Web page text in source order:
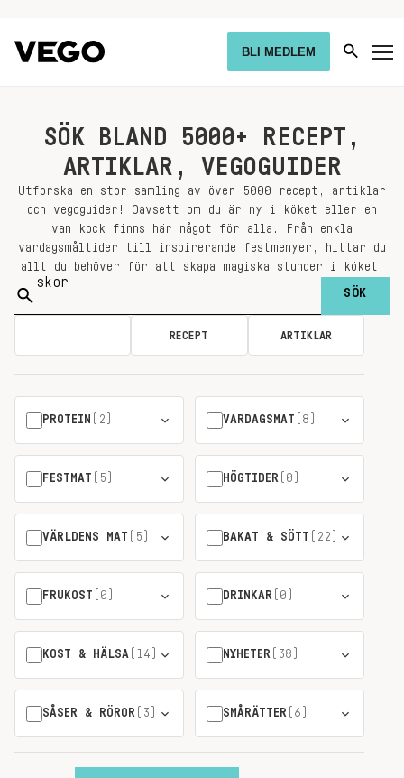
BLI MEDLEM
SÖK BLAND 5000+ RECEPT,
ARTIKLAR, VEGOGUIDER
Utforska en stor samling av över 5000 recept, artiklar
och vegoguider! Oavsett om du är ny i köket eller en
van kock finns här något för alla. Från enkla
vardagsmåltider till inspirerande festmenyer, hittar du
allt du behöver för att skapa magiska stunder i köket.
Sök
på:
RECEPT ARTIKLAR
PROTEIN (2) VARDAGSMAT (8)
FESTMAT (5) HÖGTIDER (0)
VÄRLDENS MAT (5) BAKAT & SÖTT (22)
FRUKOST (0) DRINKAR (0)
KOST & HÄLSA (14) NYHETER (38)
SÅSER & RÖROR (3) SMÅRÄTTER (6)